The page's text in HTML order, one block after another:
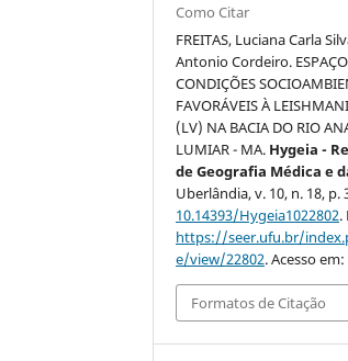
Como Citar
FREITAS, Luciana Carla
Antonio Cordeiro. ESPAÇO
CONDIÇÕES
FAVORÁVEIS À
(LV) NA BACIA DO RIO
LUMIAR - MA. Hygeia -
de Geografia Médica e
Uberlândia, v. 10, n. 18, p.
10.14393/Hygeia1022802.
https://seer.ufu.br/
e/view/22802. Acesso
Formatos de Citação